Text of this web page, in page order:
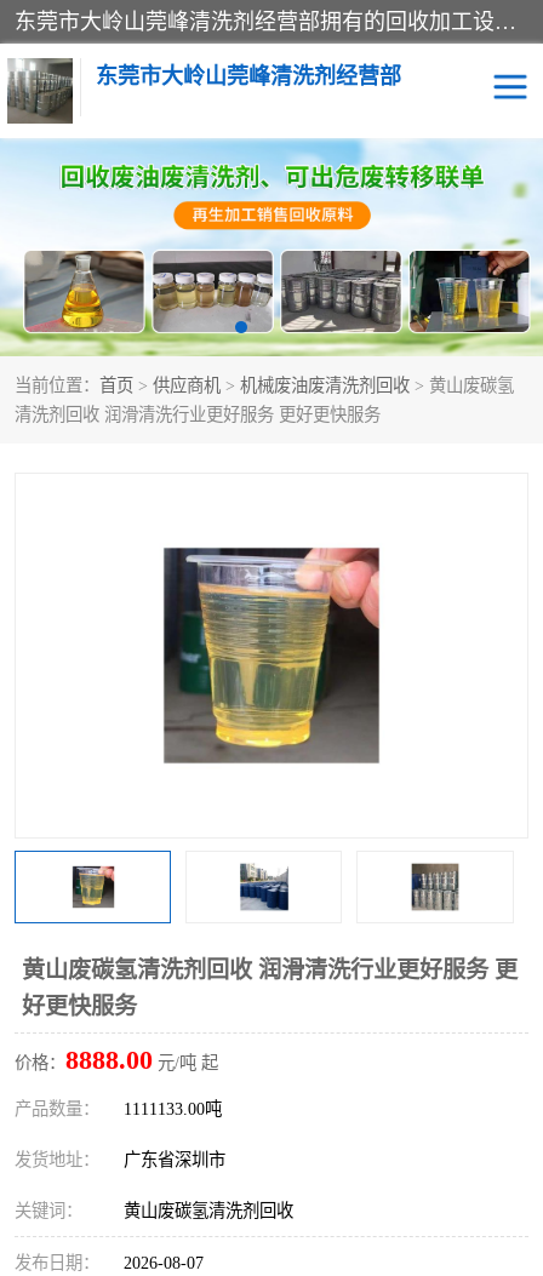
东莞市大岭山莞峰清洗剂经营部拥有的回收加工设备，大量废油回收、废清洗剂回收、废溶剂油回收、机械废油废清洗剂回收、废碳氢回收、碳氢液压油回收、碳氢二氯回收等废清洗剂处理；我们只是提供废旧化工原料的循环使用存放点，执行正规的存放，有正规的回收资质处理。同时我们公司批发零售回收级清洗剂，脱模油再生基础油，质量保证。
东莞市大岭山莞峰清洗剂经营部
当前位置： 首页 > 供应商机 > 机械废油废清洗剂回收 > 黄山废碳氢
清洗剂回收 润滑清洗行业更好服务 更好更快服务
黄山废碳氢清洗剂回收 润滑清洗行业更好服务 更
好更快服务
价格： 8888.00 元/吨 起
产品数量： 1111133.00吨
发货地址： 广东省深圳市
关键词： 黄山废碳氢清洗剂回收
发布日期： 2026-08-07
废清洗剂回收
废溶剂油回收 机械废油废清洗剂回收
废碳氢回收 碳氢液压油回收
碳氢二氯回收 回收废三四氯乙烯
上门回收废清洗剂